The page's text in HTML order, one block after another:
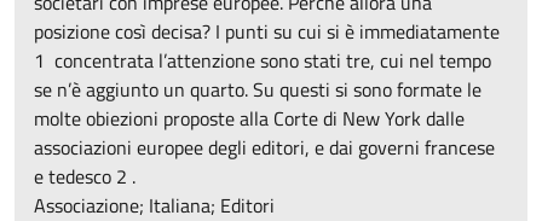
posizione così decisa? I punti su cui si è immediatamente
1 concentrata l’attenzione sono stati tre, cui nel tempo
se n’è aggiunto un quarto. Su questi si sono formate le
molte obiezioni proposte alla Corte di New York dalle
associazioni europee degli editori, e dai governi francese
e tedesco 2 .
Associazione; Italiana; Editori